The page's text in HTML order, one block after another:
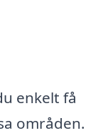
enkelt få
områden.